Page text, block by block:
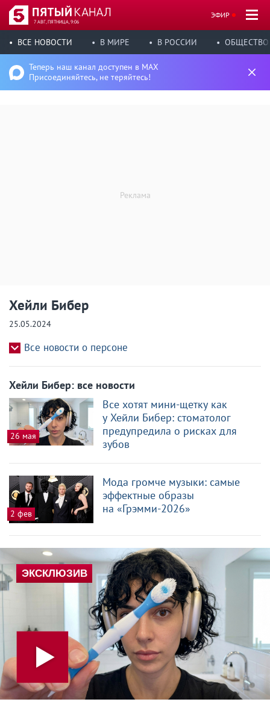
7 АВГ, ПЯТНИЦА, 9:06
ЭФИР
ВСЕ НОВОСТИ В МИРЕ В РОССИИ ОБЩЕСТВО
Теперь наш канал доступен в MAX
Присоединяйтесь, не теряйтесь!
Хейли Бибер
25.05.2024
Все новости о персоне
Хейли Бибер: все новости
26 мая
Все хотят мини-щетку как
у Хейли Бибер: стоматолог
предупредила о рисках для
зубов
2 фев
Мода громче музыки: самые
эффектные образы
на «Грэмми-2026»